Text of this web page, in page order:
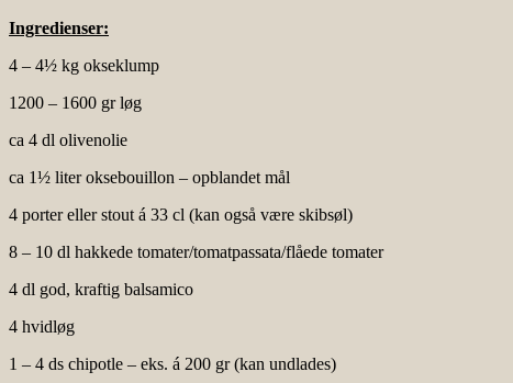
Ingredienser:
4 – 4½ kg okseklump
1200 – 1600 gr løg
ca 4 dl olivenolie
ca 1½ liter oksebouillon – opblandet mål
4 porter eller stout á 33 cl (kan også være skibsøl)
8 – 10 dl hakkede tomater/tomatpassata/flåede tomater
4 dl god, kraftig balsamico
4 hvidløg
1 – 4 ds chipotle – eks. á 200 gr (kan undlades)